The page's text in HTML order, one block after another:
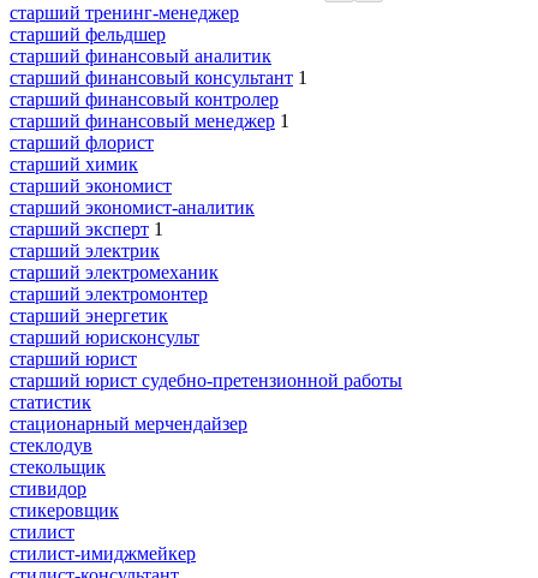
старший тренинг-менеджер
старший фельдшер
старший финансовый аналитик
старший финансовый консультант 1
старший финансовый контролер
старший финансовый менеджер 1
старший флорист
старший химик
старший экономист
старший экономист-аналитик
старший эксперт 1
старший электрик
старший электромеханик
старший электромонтер
старший энергетик
старший юрисконсульт
старший юрист
старший юрист судебно-претензионной работы
статистик
стационарный мерчендайзер
стеклодув
стекольщик
стивидор
стикеровщик
стилист
стилист-имиджмейкер